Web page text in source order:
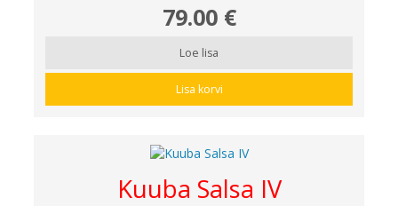
79.00 €
Loe lisa
Lisa korvi
Kuuba Salsa IV